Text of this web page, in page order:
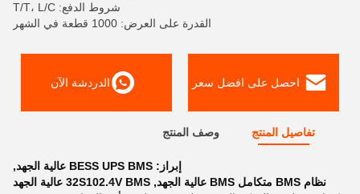
شروط الدفع: T/T، L/C
القدرة على العرض: 1000 قطعة في الشهر
احصل على افضل سعر الدردشة الآن
تفاصيل المنتج وصف المنتج
إبراز: BESS UPS BMS عالية الجهد
,
نظام BMS متكامل BMS عالية الجهد
, 32S102.4V BMS عالية الجهد